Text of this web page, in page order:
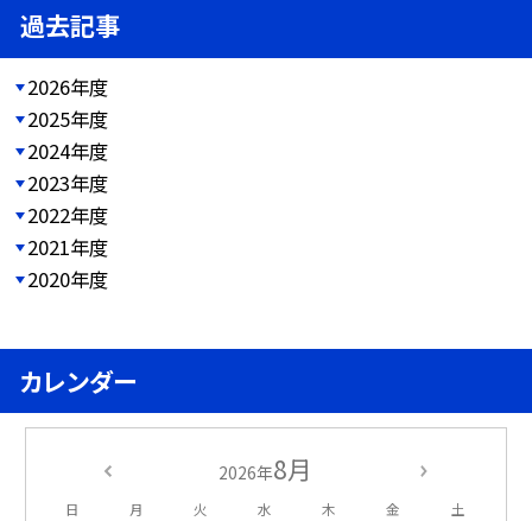
過去記事
2026年度
2025年度
2024年度
2023年度
2022年度
2021年度
2020年度
カレンダー
2026年8月
日 月 火 水 木 金 土